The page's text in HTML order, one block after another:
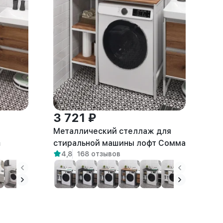
3 721 ₽
Металлический стеллаж для
стиральной машины лофт Сомма
белый/амаретто
4,8 168 отзывов